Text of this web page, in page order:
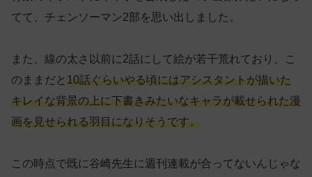
てて、チェンソーマン2部を思い出しました。
また、線の太さ以前に2話にして絵が若干荒れており、こ
のままだと 10話ぐらいやる頃にはアシスタントが描いた
キレイな背景の上に下書きみたいなキャラが載せられた漫
画を見せられる羽目になりそうです。
この時点で既に谷崎先生に週刊連載が合ってないんじゃな